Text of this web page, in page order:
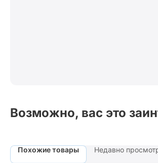
Возможно, вас это
Похожие товары Недавно